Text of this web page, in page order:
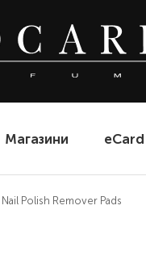
Магазини eCard
Nail Polish Remover Pads